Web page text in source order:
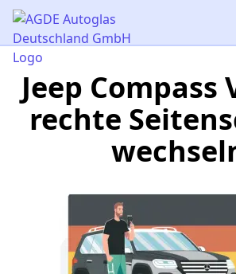
AGDE Autoglas Deutschland GmbH
Jeep Compass
rechte